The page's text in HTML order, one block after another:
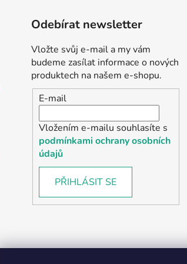
Odebírat newsletter
Vložte svůj e-mail a my vám
budeme zasílat informace o nových
produktech na našem e-shopu.
E-mail
Vložením e-mailu souhlasíte s
podmínkami ochrany osobních
údajů
PŘIHLÁSIT SE